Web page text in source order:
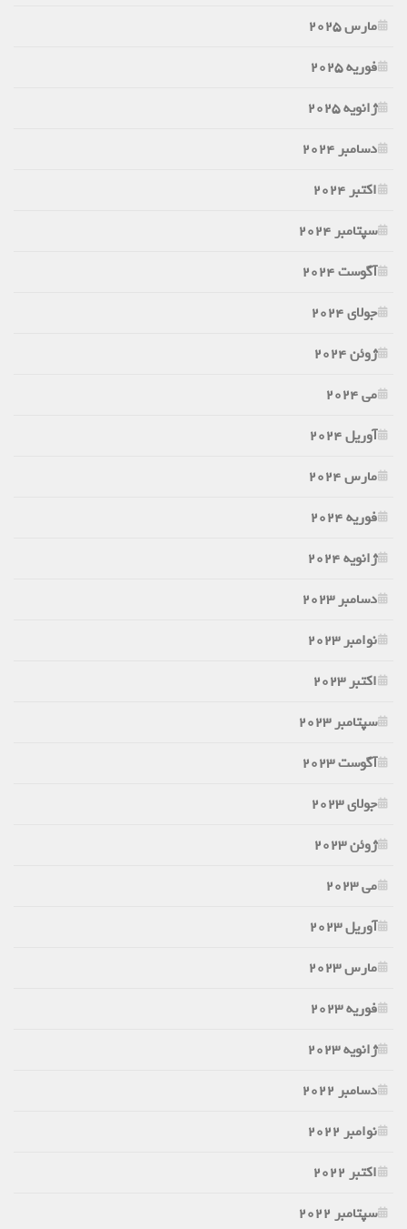
مارس 2025
فوریه 2025
ژانویه 2025
دسامبر 2024
اکتبر 2024
سپتامبر 2024
آگوست 2024
جولای 2024
ژوئن 2024
می 2024
آوریل 2024
مارس 2024
فوریه 2024
ژانویه 2024
دسامبر 2023
نوامبر 2023
اکتبر 2023
سپتامبر 2023
آگوست 2023
جولای 2023
ژوئن 2023
می 2023
آوریل 2023
مارس 2023
فوریه 2023
ژانویه 2023
دسامبر 2022
نوامبر 2022
اکتبر 2022
سپتامبر 2022